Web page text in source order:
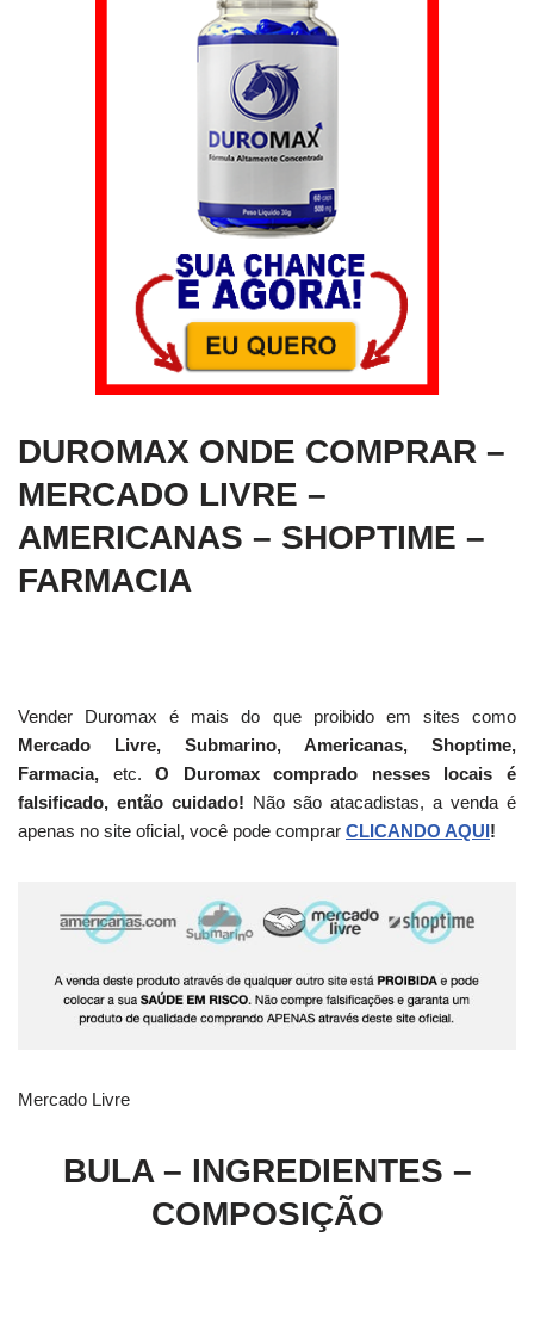
DUROMAX ONDE COMPRAR –
MERCADO LIVRE –
AMERICANAS – SHOPTIME –
FARMACIA
Vender Duromax é mais do que proibido em sites como
Mercado Livre, Submarino, Americanas, Shoptime,
Farmacia, etc.O Duromax comprado nesses locais é
falsificado, então cuidado! Não são atacadistas, a venda é
apenas no site oficial, você pode comprar CLICANDO AQUI!
Mercado Livre
BULA – INGREDIENTES –
COMPOSIÇÃO